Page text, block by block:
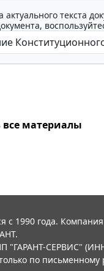
актуального текста
все материалы
1990 года.
"ГАРАНТ-СЕРВИС"
по